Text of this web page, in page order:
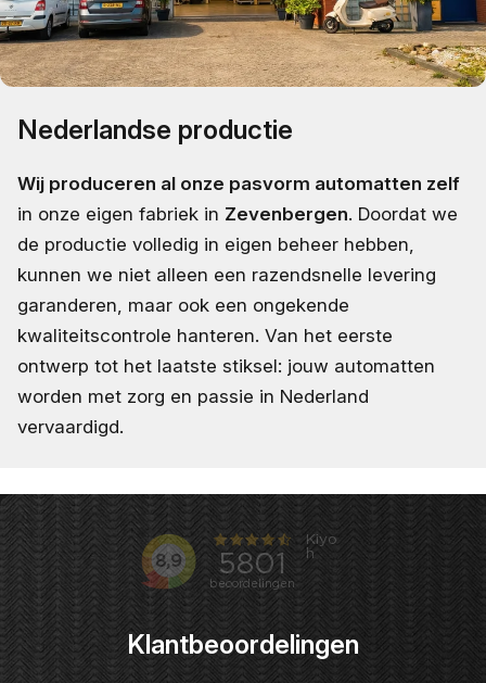
Nederlandse productie
Wij produceren al onze pasvorm automatten zelf
in onze eigen fabriek in Zevenbergen. Doordat we
de productie volledig in eigen beheer hebben,
kunnen we niet alleen een razendsnelle levering
garanderen, maar ook een ongekende
kwaliteitscontrole hanteren. Van het eerste
ontwerp tot het laatste stiksel: jouw automatten
worden met zorg en passie in Nederland
vervaardigd.
Klantbeoordelingen